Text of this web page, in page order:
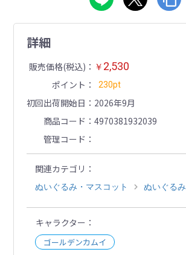
詳細
販売価格(税込) ￥ 2,530
ポイント 230pt
初回出荷開始日
2026年9月
商品コード
4970381932039
管理コード
関連カテゴリ
ぬいぐるみ・マスコット ぬいぐるみ
キャラクター
ゴールデンカムイ